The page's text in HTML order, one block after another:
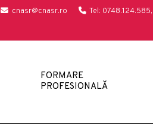
cnasr@cnasr.ro Tel:
FORMARE
PROFESIONALĂ